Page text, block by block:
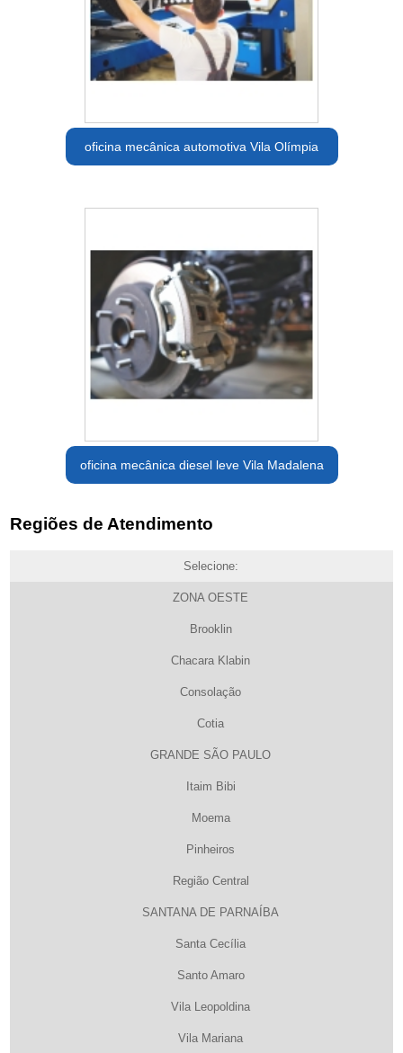
oficina mecânica automotiva Vila Olímpia
oficina mecânica diesel leve Vila Madalena
Regiões de Atendimento
Selecione:
ZONA OESTE
Brooklin
Chacara Klabin
Consolação
Cotia
GRANDE SÃO PAULO
Itaim Bibi
Moema
Pinheiros
Região Central
SANTANA DE PARNAÍBA
Santa Cecília
Santo Amaro
Vila Leopoldina
Vila Mariana